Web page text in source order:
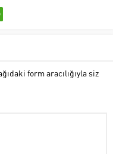
form aracılığıyla siz